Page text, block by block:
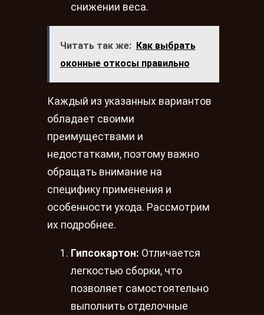
снижении веса.
Читать так же: Как выбрать
оконные откосы правильно
Каждый из указанных вариантов
обладает своими
преимуществами и
недостатками, поэтому важно
обращать внимание на
специфику применения и
особенности ухода. Рассмотрим
их подробнее.
Гипсокартон: Отличается
легкостью сборки, что
позволяет самостоятельно
выполнить отделочные